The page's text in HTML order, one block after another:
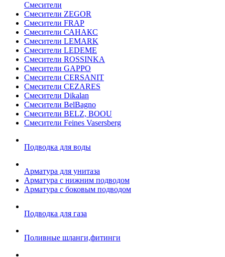
Смесители
Смесители ZEGOR
Смесители FRAP
Смесители САНАКС
Смесители LEMARK
Смесители LEDEME
Смесители ROSSINKA
Смесители GAPPO
Смесители CERSANIT
Смесители CEZARES
Смесители Dikalan
Смесители BelBagno
Смесители BELZ, BOOU
Смесители Feines Vasersberg
Подводка для воды
Арматура для унитаза
Арматура с нижним подводом
Арматура с боковым подводом
Подводка для газа
Поливные шланги,фитинги